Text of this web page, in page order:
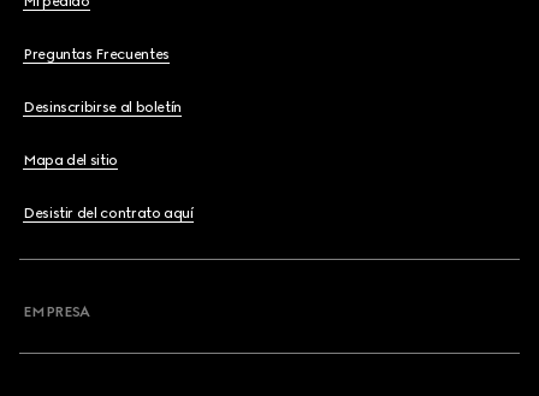
Preguntas Frecuentes
Desinscribirse al boletín
Mapa del sitio
Desistir del contrato aquí
EMPRESA